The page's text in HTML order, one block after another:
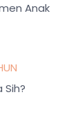
Anak
Sih?